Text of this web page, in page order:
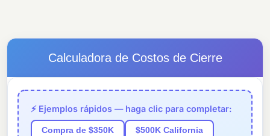
Calculadora de Costos de Cierre
⚡ Ejemplos rápidos — haga clic para completar:
Compra de $350K $500K California